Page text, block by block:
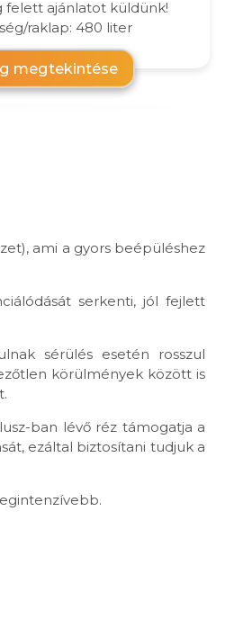
felett ajánlatot küldünk!
raklap: 480 liter
megtekintése
ami a gyors beépüléshez
serkenti, jól fejlett
sérülés esetén rosszul
körülmények között is
ban lévő réz támogatja a
ezáltal biztosítani tudjuk a